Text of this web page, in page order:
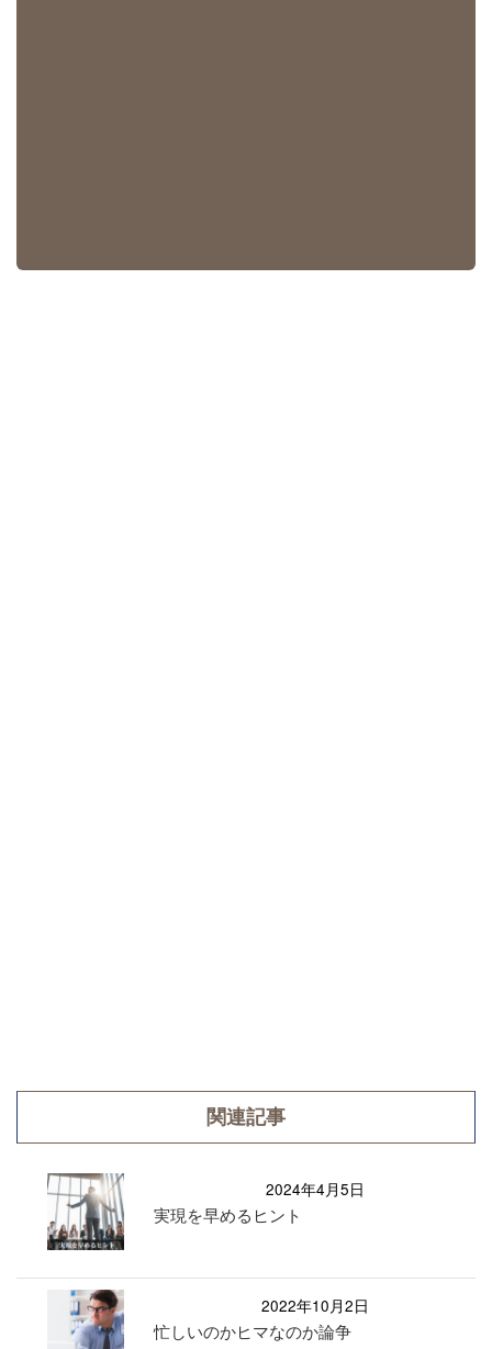
関連記事
2024年4月5日
実現を早めるヒント
2022年10月2日
忙しいのかヒマなのか論争